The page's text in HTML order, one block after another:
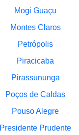
Mogi Guaçu
Montes Claros
Petrópolis
Piracicaba
Pirassununga
Poços de Caldas
Pouso Alegre
Presidente Prudente